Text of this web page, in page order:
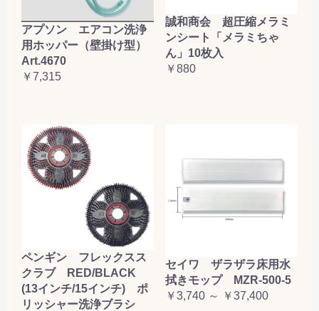
アプソン エアコン洗浄
用ホッパー（壁掛け型）
Art.4670
￥7,315
誠和商会 超圧縮メラミ
ンシート「メラミちゃ
ん」10枚入
￥880
ペンギン フレックスス
クラブ RED/BLACK
(13インチ/15インチ) ポ
リッシャー洗浄ブラシ
セイワ ザラザラ床用水
拭きモップ MZR-500-5
￥3,740 ～ ￥37,400